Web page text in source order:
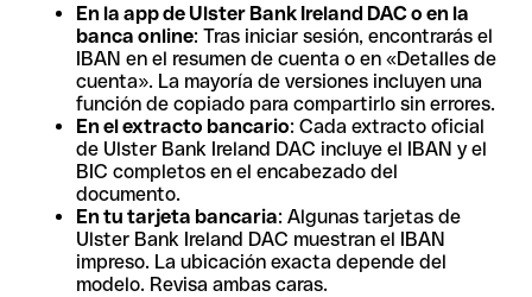
En la app de Ulster Bank Ireland DAC o en la
banca online: Tras iniciar sesión, encontrarás el
IBAN en el resumen de cuenta o en «Detalles de
cuenta». La mayoría de versiones incluyen una
función de copiado para compartirlo sin errores.
En el extracto bancario: Cada extracto oficial
de Ulster Bank Ireland DAC incluye el IBAN y el
BIC completos en el encabezado del
documento.
En tu tarjeta bancaria: Algunas tarjetas de
Ulster Bank Ireland DAC muestran el IBAN
impreso. La ubicación exacta depende del
modelo. Revisa ambas caras.